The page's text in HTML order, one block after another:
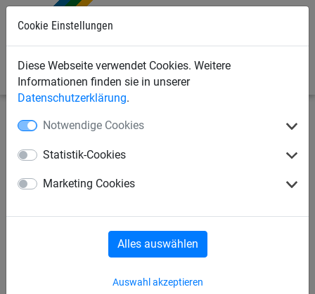
Cookie Einstellungen
Diese Webseite verwendet Cookies. Weitere
Informationen finden sie in unserer
Datenschutzerklärung.
Notwendige Cookies
Statistik-Cookies
Marketing Cookies
Auswahl akzeptieren
Alles auswählen
Bauschutznetze
Personenauffangnetze
Aufhängeseil EN 1263-1, Typ L